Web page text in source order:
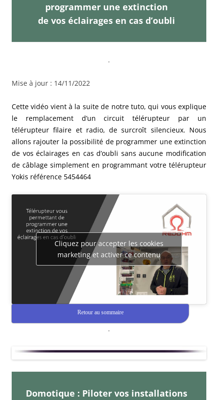
programmer une extinction
de vos éclairages en cas d’oubli
.
Mise à jour : 14/11/2022
Cette vidéo vient à la suite de notre tuto, qui vous explique
le remplacement d’un circuit télérupteur par un
télérupteur filaire et radio, de surcroît silencieux. Nous
allons rajouter la possibilité de programmer une extinction
de vos éclairages en cas d’oubli sans aucune modification
de câblage simplement en programmant votre télérupteur
Yokis référence 5454464
Cliquez pour accepter les cookies
marketing et activer ce contenu
Retour au sommaire
.
Domotique : Piloter vos installations